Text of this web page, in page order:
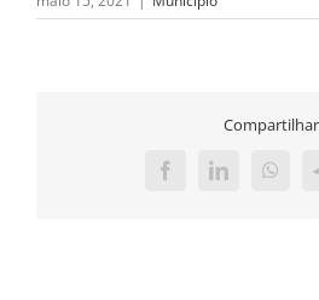
Compartilhar
FacebookLinkedIn